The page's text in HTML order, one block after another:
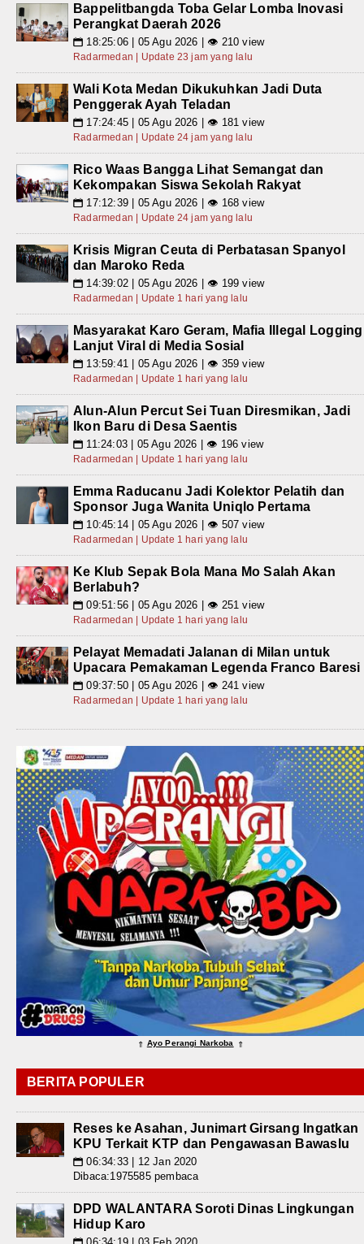
Bappelitbangda Toba Gelar Lomba Inovasi
Perangkat Daerah 2026
📅 18:25:06 | 05 Agu 2026 | 👁 210 view
Radarmedan | Update 23 jam yang lalu
Wali Kota Medan Dikukuhkan Jadi Duta
Penggerak Ayah Teladan
📅 17:24:45 | 05 Agu 2026 | 👁 181 view
Radarmedan | Update 24 jam yang lalu
Rico Waas Bangga Lihat Semangat dan
Kekompakan Siswa Sekolah Rakyat
📅 17:12:39 | 05 Agu 2026 | 👁 168 view
Radarmedan | Update 24 jam yang lalu
Krisis Migran Ceuta di Perbatasan Spanyol
dan Maroko Reda
📅 14:39:02 | 05 Agu 2026 | 👁 199 view
Radarmedan | Update 1 hari yang lalu
Masyarakat Karo Geram, Mafia Illegal Logging
Lanjut Viral di Media Sosial
📅 13:59:41 | 05 Agu 2026 | 👁 359 view
Radarmedan | Update 1 hari yang lalu
Alun-Alun Percut Sei Tuan Diresmikan, Jadi
Ikon Baru di Desa Saentis
📅 11:24:03 | 05 Agu 2026 | 👁 196 view
Radarmedan | Update 1 hari yang lalu
Emma Raducanu Jadi Kolektor Pelatih dan
Sponsor Juga Wanita Uniqlo Pertama
📅 10:45:14 | 05 Agu 2026 | 👁 507 view
Radarmedan | Update 1 hari yang lalu
Ke Klub Sepak Bola Mana Mo Salah Akan
Berlabuh?
📅 09:51:56 | 05 Agu 2026 | 👁 251 view
Radarmedan | Update 1 hari yang lalu
Pelayat Memadati Jalanan di Milan untuk
Upacara Pemakaman Legenda Franco Baresi
📅 09:37:50 | 05 Agu 2026 | 👁 241 view
Radarmedan | Update 1 hari yang lalu
⇑ Ayo Perangi Narkoba ⇑
BERITA POPULER
Reses ke Asahan, Junimart Girsang Ingatkan
KPU Terkait KTP dan Pengawasan Bawaslu
📅 06:34:33 | 12 Jan 2020
Dibaca:1975585 pembaca
DPD WALANTARA Soroti Dinas Lingkungan
Hidup Karo
📅